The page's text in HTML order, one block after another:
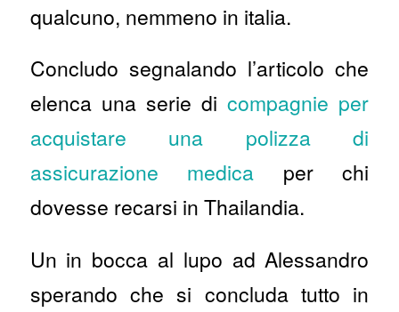
qualcuno, nemmeno in italia.
Concludo segnalando l’articolo che
elenca una serie dicompagnie per
acquistare una polizza di
assicurazione medica per chi
dovesse recarsi in Thailandia.
Un in bocca al lupo ad Alessandro
sperando che si concluda tutto in